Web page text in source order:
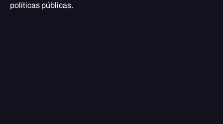
políticas públicas.